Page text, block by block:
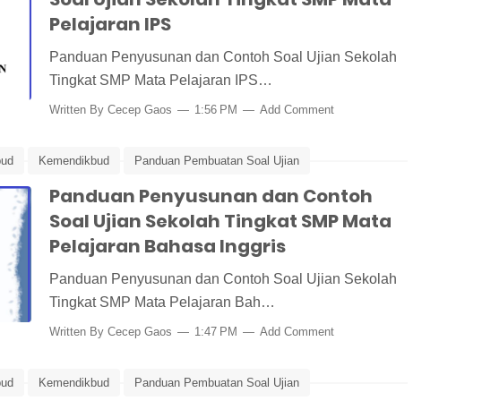
Pelajaran IPS
Panduan Penyusunan dan Contoh Soal Ujian Sekolah
Tingkat SMP Mata Pelajaran IPS…
Written By Cecep Gaos 1:56 PM Add Comment
Kemendikbud Panduan Pembuatan Soal Ujian
Soal Ujian Bahasa Inggris Ujian Sekolah
Panduan Penyusunan dan Contoh
Soal Ujian Sekolah Tingkat SMP Mata
Pelajaran Bahasa Inggris
Panduan Penyusunan dan Contoh Soal Ujian Sekolah
Tingkat SMP Mata Pelajaran Bah…
Written By Cecep Gaos 1:47 PM Add Comment
Kemendikbud Panduan Pembuatan Soal Ujian